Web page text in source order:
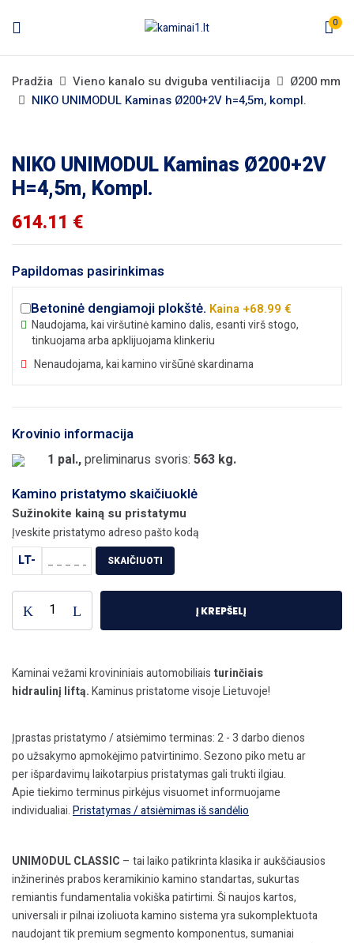
0
Pradžia Vieno kanalo su dviguba ventiliacija
Ø200 mm
NIKO UNIMODUL Kaminas Ø200+2V h=4,5m, kompl.
NIKO UNIMODUL Kaminas Ø200+2V
H=4,5m, Kompl.
614.11 €
Papildomas pasirinkimas
Betoninė dengiamoji plokštė. Kaina +68.99 €
Naudojama, kai viršutinė kamino dalis, esanti virš stogo,
tinkuojama arba apklijuojama klinkeriu
Nenaudojama, kai kamino viršūnė skardinama
Krovinio informacija
1 pal.,preliminarus svoris: 563 kg.
Kamino pristatymo skaičiuoklė
Sužinokite kainą su pristatymu
Įveskite pristatymo adreso pašto kodą
LT-
SKAIČIUOTI
Į KREPŠELĮ
Kaminai vežami krovininiais automobiliais turinčiais
hidraulinį liftą.Kaminus pristatome visoje Lietuvoje!
Įprastas pristatymo / atsiėmimo terminas: 2 - 3 darbo dienos
po užsakymo apmokėjimo patvirtinimo. Sezono piko metu ar
per išpardavimų laikotarpius pristatymas gali trukti ilgiau.
Apie tiekimo terminus pirkėjus visuomet informuojame
individualiai.Pristatymas / atsiėmimas iš sandėlio
UNIMODUL CLASSIC – tai laiko patikrinta klasika ir aukščiausios
inžinerinės prabos keramikinio kamino standartas, sukurtas
remiantis fundamentalia vokiška patirtimi. Ši naujos kartos,
universali ir pilnai izoliuota kamino sistema yra sukomplektuota
naudojant tikpremiumsegmento komponentus, sumaniai